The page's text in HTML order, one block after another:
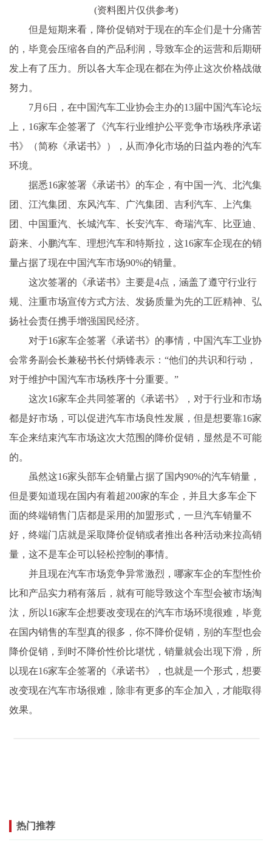
(资料图片仅供参考)
但是短期来看，降价促销对于现在的车企们是十分痛苦
的，毕竟会压缩各自的产品利润，导致车企的运营和后期研
发上有了压力。所以各大车企现在都在为停止这次价格战做
努力。
7月6日，在中国汽车工业协会主办的13届中国汽车论坛
上，16家车企签署了《汽车行业维护公平竞争市场秩序承诺
书》（简称《承诺书》），从而净化市场的日益内卷的汽车
环境。
据悉16家签署《承诺书》的车企，有中国一汽、北汽集
团、江汽集团、东风汽车、广汽集团、吉利汽车、上汽集
团、中国重汽、长城汽车、长安汽车、奇瑞汽车、比亚迪、
蔚来、小鹏汽车、理想汽车和特斯拉，这16家车企现在的销
量占据了现在中国汽车市场90%的销量。
这次签署的《承诺书》主要是4点，涵盖了遵守行业行
规、注重市场宣传方式方法、发扬质量为先的工匠精神、弘
扬社会责任携手增强国民经济。
对于16家车企签署《承诺书》的事情，中国汽车工业协
会常务副会长兼秘书长付炳锋表示：“他们的共识和行动，
对于维护中国汽车市场秩序十分重要。”
这次16家车企共同签署的《承诺书》，对于行业和市场
都是好市场，可以促进汽车市场良性发展，但是想要靠16家
车企来结束汽车市场这次大范围的降价促销，显然是不可能
的。
虽然这16家头部车企销量占据了国内90%的汽车销量，
但是要知道现在国内有着超200家的车企，并且大多车企下
面的终端销售门店都是采用的加盟形式，一旦汽车销量不
好，终端门店就是采取降价促销或者推出各种活动来拉高销
量，这不是车企可以轻松控制的事情。
并且现在汽车市场竞争异常激烈，哪家车企的车型性价
比和产品实力稍有落后，就有可能导致这个车型会被市场淘
汰，所以16家车企想要改变现在的汽车市场环境很难，毕竟
在国内销售的车型真的很多，你不降价促销，别的车型也会
降价促销，到时不降价性价比堪忧，销量就会出现下滑，所
以现在16家车企签署的《承诺书》，也就是一个形式，想要
改变现在汽车市场很难，除非有更多的车企加入，才能取得
效果。
热门推荐